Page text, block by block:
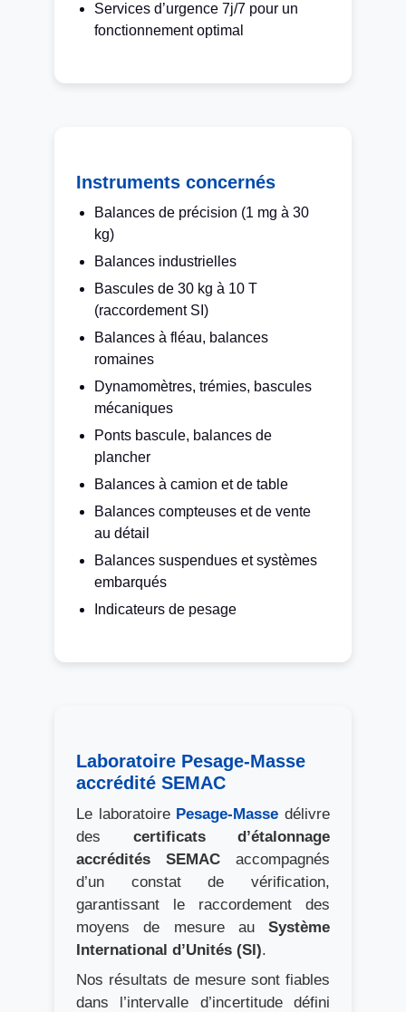
Services d’urgence 7j/7 pour un
fonctionnement optimal
Instruments concernés
Balances de précision (1 mg à 30
kg)
Balances industrielles
Bascules de 30 kg à 10 T
(raccordement SI)
Balances à fléau, balances
romaines
Dynamomètres, trémies, bascules
mécaniques
Ponts bascule, balances de
plancher
Balances à camion et de table
Balances compteuses et de vente
au détail
Balances suspendues et systèmes
embarqués
Indicateurs de pesage
Laboratoire Pesage-Masse
accrédité SEMAC
Le laboratoire Pesage-Masse délivre
des certificats d’étalonnage
accrédités SEMAC accompagnés
d’un constat de vérification,
garantissant le raccordement des
moyens de mesure au Système
International d’Unités (SI).
Nos résultats de mesure sont fiables
dans l’intervalle d’incertitude défini